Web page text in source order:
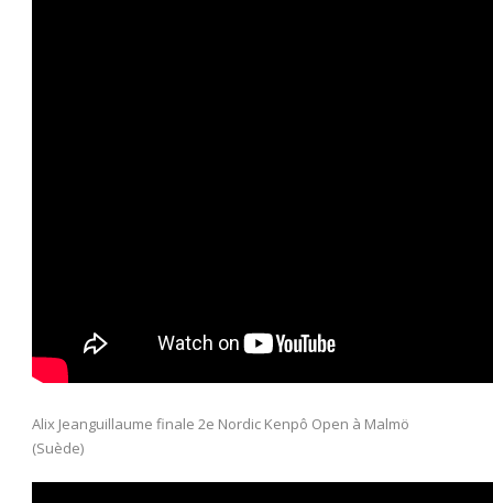
Alix Jeanguillaume finale 2e Nordic Kenpô Open à Malmö
(Suède)